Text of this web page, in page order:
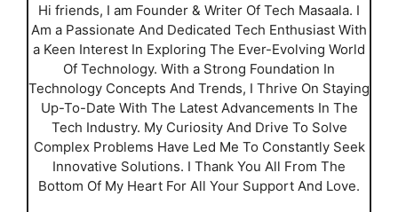
Hi friends, I am Founder & Writer Of Tech Masaala. I
Am a Passionate And Dedicated Tech Enthusiast With
a Keen Interest In Exploring The Ever-Evolving World
Of Technology. With a Strong Foundation In
Technology Concepts And Trends, I Thrive On Staying
Up-To-Date With The Latest Advancements In The
Tech Industry. My Curiosity And Drive To Solve
Complex Problems Have Led Me To Constantly Seek
Innovative Solutions. I Thank You All From The
Bottom Of My Heart For All Your Support And Love.